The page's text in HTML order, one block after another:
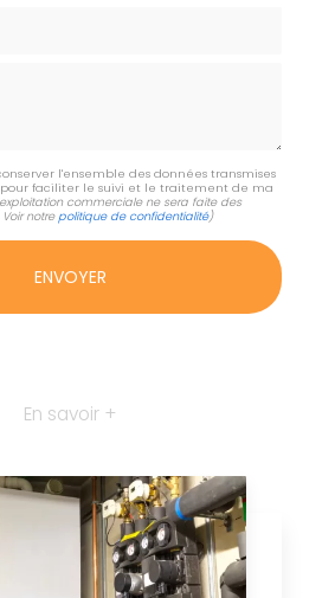
l'ensemble des données transmises
faciliter le suivi et le traitement de ma
commerciale ne sera faite des
Voir notrepolitique de confidentialité)
En savoir +